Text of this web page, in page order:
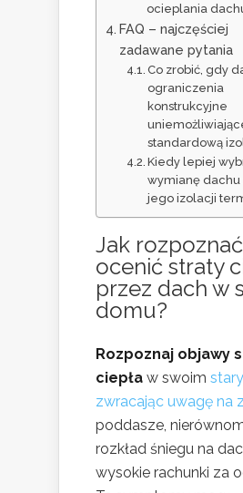
ocieplania
FAQ – najczęściej
zadawane pytania
Co zrobić, gdy
ograniczenia
konstrukcyjne
standardową
Kiedy lepiej
wymianę dachu
jego izolacji
Jak
ocenić straty
przez dach w
domu?
Rozpoznaj objawy
ciepła w swoim
zwracając uwagę na
poddasze,
rozkład śniegu na
wysokie rachunki za